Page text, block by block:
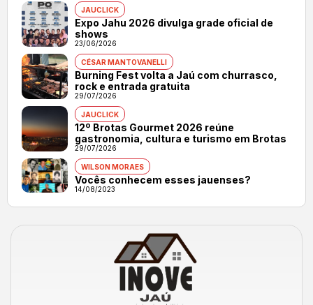
JAUCLICK
Expo Jahu 2026 divulga grade oficial de
shows
23/06/2026
CÉSAR MANTOVANELLI
Burning Fest volta a Jaú com churrasco,
rock e entrada gratuita
29/07/2026
JAUCLICK
12º Brotas Gourmet 2026 reúne
gastronomia, cultura e turismo em Brotas
29/07/2026
WILSON MORAES
Vocês conhecem esses jauenses?
14/08/2023